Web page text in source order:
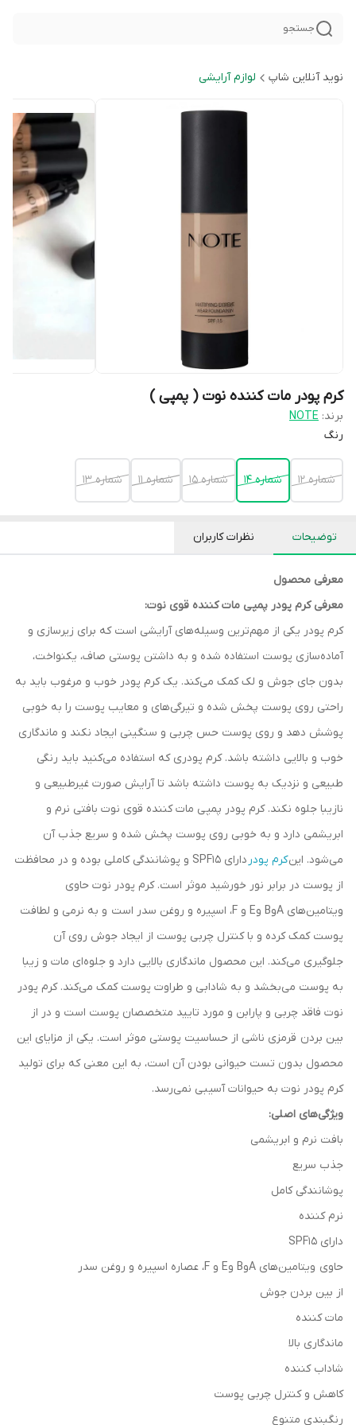
جستجو
نوید آنلاین شاپ لوازم آرایشی
کرم پودر مات کننده نوت ( پمپی )
برند: NOTE
رنگ
شماره 12 شماره 14 شماره 15 شماره 11 شماره 13
توضیحات نظرات کاربران
معرفی محصول
معرفی کرم پودر پمپی مات کننده قوی نوت:
کرم پودر یکی از مهم‌ترین وسیله‌های آرایشی است که برای زیرسازی و
آماده‌سازی پوست استفاده شده و به داشتن پوستی صاف، یکنواخت،
بدون جای جوش و لک کمک می‌کند. یک کرم پودر خوب و مرغوب باید به
راحتی روی پوست پخش شده و تیرگی‌های و معایب پوست را به خوبی
پوشش دهد و روی پوست حس چربی و سنگینی ایجاد نکند و ماندگاری
خوب و بالایی داشته باشد. کرم پودری که استفاده می‌کنید باید رنگی
طبیعی و نزدیک به پوست داشته باشد تا آرایش صورت غیرطبیعی و
نازیبا جلوه نکند. ‫کرم پودر پمپی مات کننده قوی نوت بافتی نرم و
ابریشمی دارد و به خوبی روی پوست پخش شده و سریع جذب آن
می‌شود. اینکرم پودر
دارای SPF15 و پوشانندگی کاملی بوده و در محافظت
از پوست در برابر نور خورشید موثر است. کرم پودر نوت حاوی
ویتامین‌های AوB وE و F، اسپیره و روغن سدر است و به نرمی و لطافت
پوست کمک کرده و با کنترل چربی پوست از ایجاد جوش روی آن
جلوگیری می‌کند. این محصول ماندگاری بالایی دارد و جلوه‌ای مات و زیبا
به پوست می‌بخشد و به شادابی و طراوت پوست کمک می‌کند. کرم پودر
نوت فاقد چربی و پارابن و مورد تایید متخصصان پوست است و در از
بین بردن قرمزی ناشی از حساسیت پوستی موثر است. یکی از مزایای این
محصول بدون تست حیوانی بودن آن است، به این معنی که برای تولید
کرم پودر نوت به حیوانات آسیبی نمی‌رسد.
ویژگی‌های اصلی:
بافت نرم و ابریشمی
جذب سریع
پوشانندگی کامل
نرم کننده
دارای SPF15
حاوی ویتامین‌های AوB وE و F، عصاره اسپیره و روغن سدر
از بین بردن جوش
مات کننده
ماندگاری بالا
شاداب کننده
کاهش و کنترل چربی پوست
رنگبندی متنوع